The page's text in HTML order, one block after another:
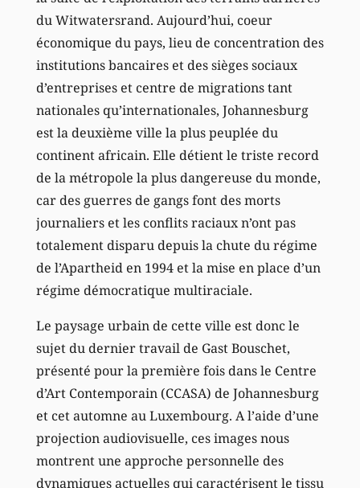
du Witwatersrand. Aujourd’hui, coeur
économique du pays, lieu de concentration des
institutions bancaires et des sièges sociaux
d’entreprises et centre de migrations tant
nationales qu’internationales, Johannesburg
est la deuxième ville la plus peuplée du
continent africain. Elle détient le triste record
de la métropole la plus dangereuse du monde,
car des guerres de gangs font des morts
journaliers et les conflits raciaux n’ont pas
totalement disparu depuis la chute du régime
de l’Apartheid en 1994 et la mise en place d’un
régime démocratique multiraciale.
Le paysage urbain de cette ville est donc le
sujet du dernier travail de Gast Bouschet,
présenté pour la première fois dans le Centre
d’Art Contemporain (CCASA) de Johannesburg
et cet automne au Luxembourg. A l’aide d’une
projection audiovisuelle, ces images nous
montrent une approche personnelle des
dynamiques actuelles qui caractérisent le tissu